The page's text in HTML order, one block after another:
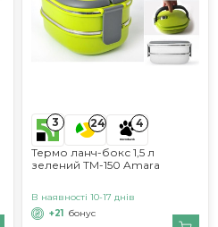
3 24 4
Термо ланч-бокс 1,5 л
зелений ТМ-150 Amara
В наявності 10-17 днів
+21 бонус